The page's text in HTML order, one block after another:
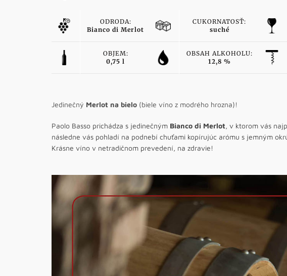
ODRODA:
Bianco di Merlot
CUKORNATOSŤ:
suché
OBJEM:
0,75 l
OBSAH ALKOHOLU:
12,8 %
Jedinečný Merlot na bielo (biele víno z modrého hrozna)!
Paolo Basso prichádza s jedinečným Bianco di Merlot, v ktorom vás
následne vás pohladí na podnebí chuťami kopírujúc arómu s jemným
Krásne víno v netradičnom prevedení, na zdravie!